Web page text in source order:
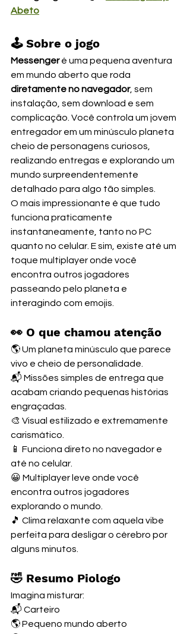
Abeto
🕹️ Sobre o jogo
Messenger é uma pequena aventura
em mundo aberto que roda
diretamente no navegador, sem
instalação, sem download e sem
complicação. Você controla um jovem
entregador em um minúsculo planeta
cheio de personagens curiosos,
realizando entregas e explorando um
mundo surpreendentemente
detalhado para algo tão simples.
O mais impressionante é que tudo
funciona praticamente
instantaneamente, tanto no PC
quanto no celular. E sim, existe até um
toque multiplayer onde você
encontra outros jogadores
passeando pelo planeta e
interagindo com emojis.
👀 O que chamou atenção
🌎 Um planeta minúsculo que parece
vivo e cheio de personalidade.
📬 Missões simples de entrega que
acabam criando pequenas histórias
engraçadas.
🎨 Visual estilizado e extremamente
carismático.
📱 Funciona direto no navegador e
até no celular.
😀 Multiplayer leve onde você
encontra outros jogadores
explorando o mundo.
🎵 Clima relaxante com aquela vibe
perfeita para desligar o cérebro por
alguns minutos.
🤣 Resumo Piologo
Imagina misturar:
📬 Carteiro
🌎 Pequeno mundo aberto